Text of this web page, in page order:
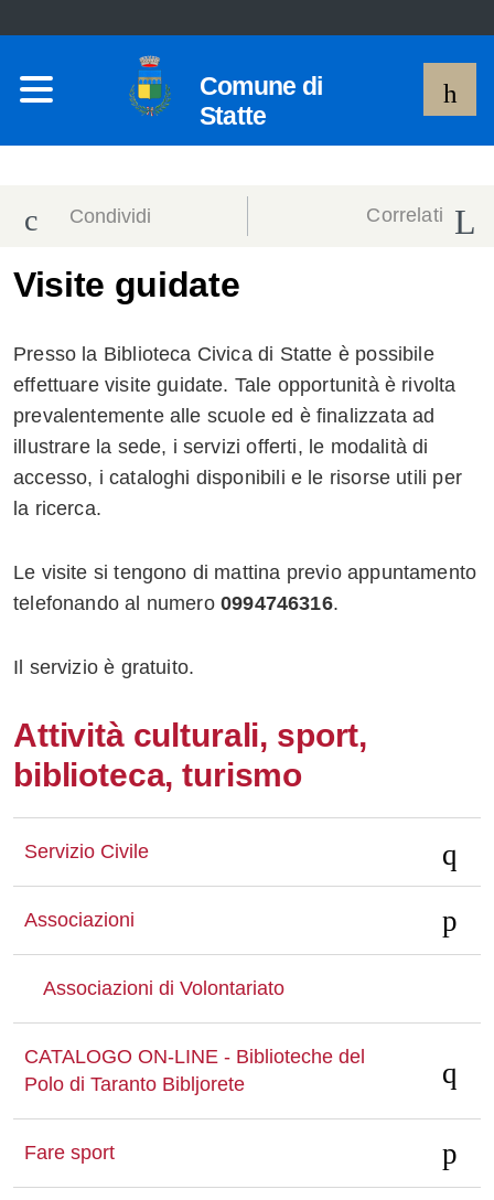
Comune di
Statte
Condividi
network
Condividi
Condividi
Facebook
su
Twitter
Condividi
su
Facebook
Condividi
su
Correlati
Visite guidate
Presso la Biblioteca Civica di Statte è possibile
effettuare visite guidate. Tale opportunità è rivolta
prevalentemente alle scuole ed è finalizzata ad
illustrare la sede, i servizi offerti, le modalità di
accesso, i cataloghi disponibili e le risorse utili per
la ricerca.
Le visite si tengono di mattina previo appuntamento
telefonando al numero 0994746316.
Il servizio è gratuito.
Attività culturali, sport,
biblioteca, turismo
Servizio Civile
Associazioni
Associazioni di Volontariato
CATALOGO ON-LINE - Biblioteche del
Polo di Taranto Bibljorete
Fare sport